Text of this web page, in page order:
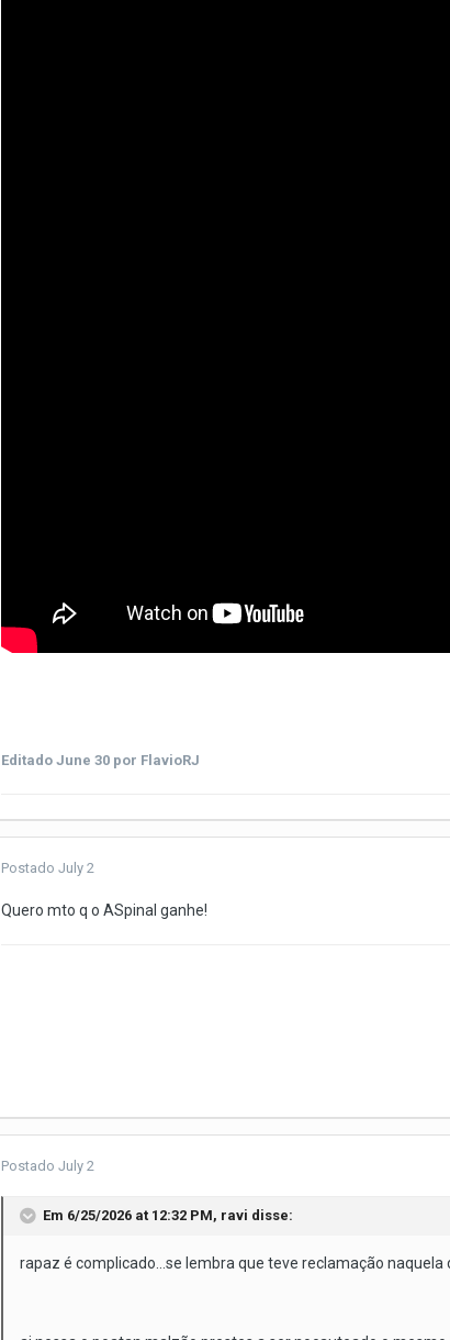
Editado June 30 por FlavioRJ
Postado July 2
Quero mto q o ASpinal ganhe!
Postado July 2
Em 6/25/2026 at 12:32 PM, ravi disse:
rapaz é complicado...se lembra que teve reclamação naquela